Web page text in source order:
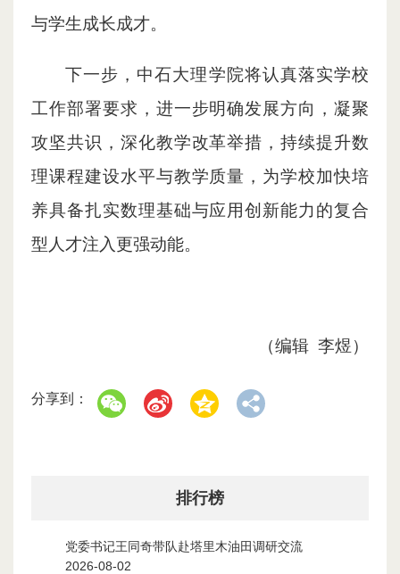
与学生成长成才。
下一步，中石大理学院将认真落实学校
工作部署要求，进一步明确发展方向，凝聚
攻坚共识，深化教学改革举措，持续提升数
理课程建设水平与教学质量，为学校加快培
养具备扎实数理基础与应用创新能力的复合
型人才注入更强动能。
（编辑 李煜）
分享到：
排行榜
党委书记王同奇带队赴塔里木油田调研交流
2026-08-02